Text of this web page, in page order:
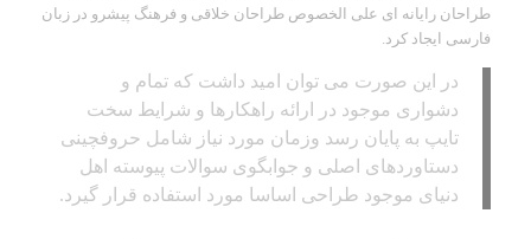
طراحان رایانه ای علی الخصوص طراحان خلاقی و فرهنگ پیشرو در زبان
فارسی ایجاد کرد.
در این صورت می توان امید داشت که تمام و
دشواری موجود در ارائه راهکارها و شرایط سخت
تایپ به پایان رسد وزمان مورد نیاز شامل حروفچینی
دستاوردهای اصلی و جوابگوی سوالات پیوسته اهل
دنیای موجود طراحی اساسا مورد استفاده قرار گیرد.